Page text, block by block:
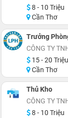
8 - 10 Triệu
Cần Thơ
Trưởng
CÔNG TY
15 - 20 Triệu
Cần Thơ
Thủ Kho
CÔNG TY
8 - 10 Triệu